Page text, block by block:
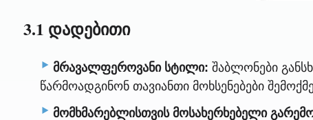
3.1 დადებითი
მრავალფეროვანი სტილი: შაბლონები
წარმოადგინონ თავიანთი მოხსენებები
მომხმარებლისთვის მოსახერხებელი